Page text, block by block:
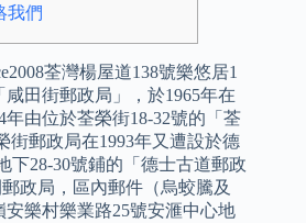
我們
荃灣楊屋道138號樂悠居1
田街郵政局」，於1965年在
年由位於荃榮街18-32號的「荃
街郵政局在1993年又遭設於德
下28-30號鋪的「德士古道郵政
政局，區內郵件（烏蛟騰及
樂村樂業路25號安滙中心地